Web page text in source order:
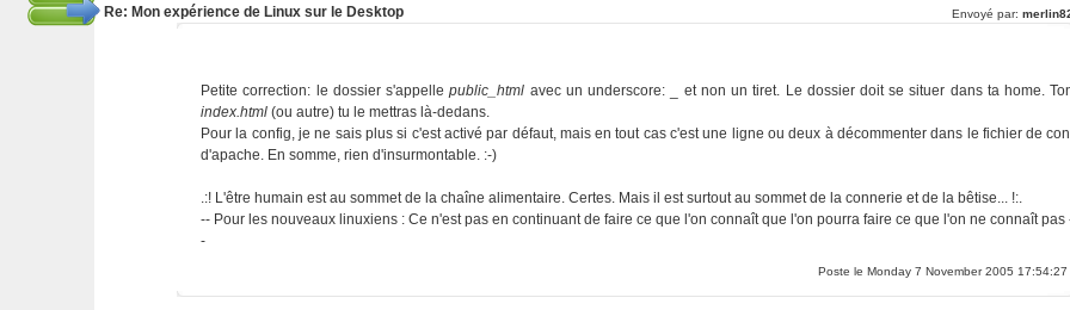
Re: Mon expérience de Linux sur le Desktop Envoyé par:
Petite correction: le dossier s'appellepublic_html avec un underscore: _ et non un tiret. Le dossier doit se situer dans ta home.
index.html (ou autre) tu le mettras là-dedans.
Pour la config, je ne sais plus si c'est activé par défaut, mais en tout cas c'est une ligne ou deux à décommenter dans le fichier de
d'apache. En somme, rien d'insurmontable. :-)
.:! L'être humain est au sommet de la chaîne alimentaire. Certes. Mais il est surtout au sommet de la connerie et de la bêtise... !:.
-- Pour les nouveaux linuxiens : Ce n'est pas en continuant de faire ce que l'on connaît que l'on pourra faire ce que l'on ne connaît pas
-
Poste le Monday 7 November 2005 17:54:27